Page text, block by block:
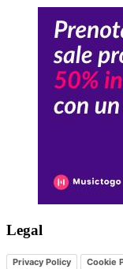
Legal
Privacy Policy Cookie